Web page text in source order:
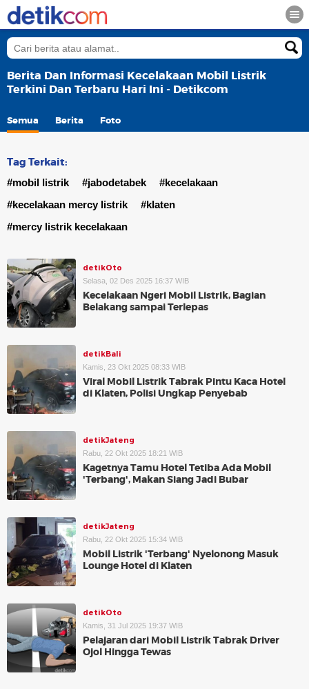
Berita Dan Informasi Kecelakaan Mobil Listrik
Terkini Dan Terbaru Hari Ini - Detikcom
Semua Berita Foto
Tag Terkait:
#mobil listrik #jabodetabek
#kecelakaan
#kecelakaan mercy listrik
#klaten
#mercy listrik kecelakaan
detikOto
Selasa, 02 Des 2025 16:37 WIB
Kecelakaan Ngeri Mobil Listrik, Bagian
Belakang sampai Terlepas
detikBali
Kamis, 23 Okt 2025 08:33 WIB
Viral Mobil Listrik Tabrak Pintu Kaca Hotel
di Klaten, Polisi Ungkap Penyebab
detikJateng
Rabu, 22 Okt 2025 18:21 WIB
Kagetnya Tamu Hotel Tetiba Ada Mobil
'Terbang', Makan Siang Jadi Bubar
detikJateng
Rabu, 22 Okt 2025 15:34 WIB
Mobil Listrik 'Terbang' Nyelonong Masuk
Lounge Hotel di Klaten
detikOto
Kamis, 31 Jul 2025 19:37 WIB
Pelajaran dari Mobil Listrik Tabrak Driver
Ojol Hingga Tewas